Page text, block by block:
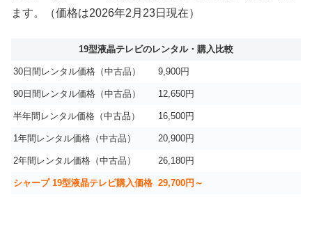
ます。（価格は2026年2月23日現在）
19型液晶テレビのレンタル・購入比較
30日間レンタル価格（中古品） 9,900円
90日間レンタル価格（中古品） 12,650円
半年間レンタル価格（中古品） 16,500円
1年間レンタル価格（中古品） 20,900円
2年間レンタル価格（中古品） 26,180円
シャープ 19型液晶テレビ購入価格 29,700円～